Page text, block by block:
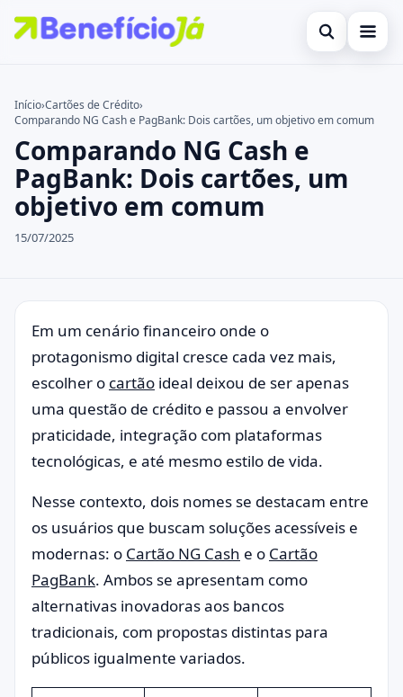
Abrir busca
Cartões de Crédito
Benefícios
Atualidades Econômicas
Legal
Buscar no site
Buscar por:
Pressione Enter para buscar ou ESC para fechar.
Início›Cartões de Crédito›
Comparando NG Cash e PagBank: Dois cartões, um objetivo em comum
Comparando NG Cash e
PagBank: Dois cartões, um
objetivo em comum
15/07/2025
Em um cenário financeiro onde o
protagonismo digital cresce cada vez mais,
escolher o cartão ideal deixou de ser apenas
uma questão de crédito e passou a envolver
praticidade, integração com plataformas
tecnológicas, e até mesmo estilo de vida.
Nesse contexto, dois nomes se destacam entre
os usuários que buscam soluções acessíveis e
modernas: o Cartão NG Cash e o Cartão
PagBank. Ambos se apresentam como
alternativas inovadoras aos bancos
tradicionais, com propostas distintas para
públicos igualmente variados.